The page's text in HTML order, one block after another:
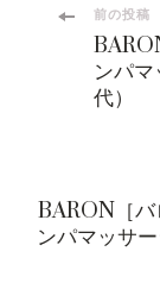
投
ビ
ゲ
前の投稿
ンパ
代）
BARON［バ
ンパマッサ